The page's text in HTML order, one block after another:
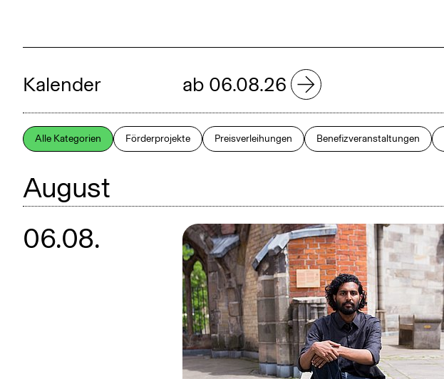
Kalender ab 06.08.26
Januar Februar
Juni
Oktober
Alle Kategorien Förderprojekte Preisverleihungen Benefizveranstaltungen
August
06.08.